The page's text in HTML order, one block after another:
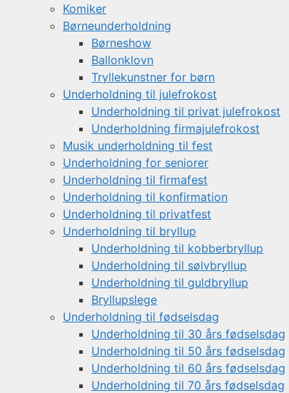
Komiker
Børneunderholdning
Børneshow
Ballonklovn
Tryllekunstner for børn
Underholdning til julefrokost
Underholdning til privat julefrokost
Underholdning firmajulefrokost
Musik underholdning til fest
Underholdning for seniorer
Underholdning til firmafest
Underholdning til konfirmation
Underholdning til privatfest
Underholdning til bryllup
Underholdning til kobberbryllup
Underholdning til sølvbryllup
Underholdning til guldbryllup
Bryllupslege
Underholdning til fødselsdag
Underholdning til 30 års fødselsdag
Underholdning til 50 års fødselsdag
Underholdning til 60 års fødselsdag
Underholdning til 70 års fødselsdag